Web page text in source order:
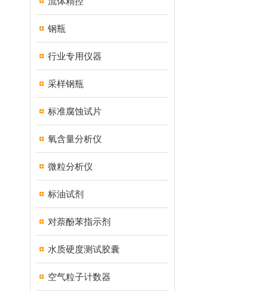
钢瓶
行业专用仪器
采样钢瓶
标准腐蚀试片
氧含量分析仪
微粒分析仪
标油试剂
对萘酚苯指示剂
水质硬度测试胶囊
空气粒子计数器